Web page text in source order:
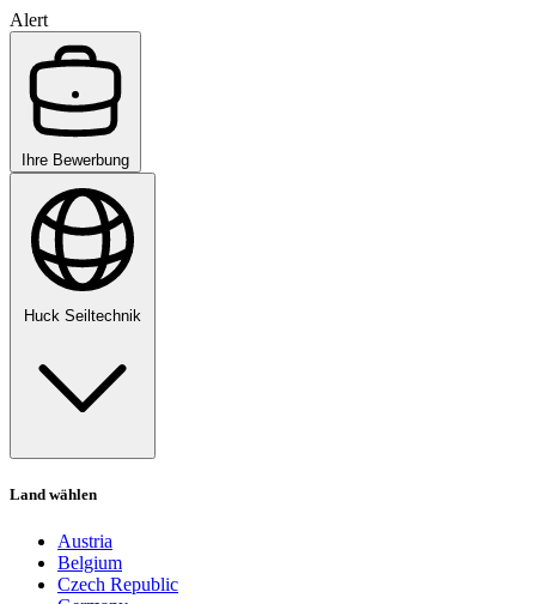
Alert
Ihre Bewerbung
Huck Seiltechnik
Land wählen
Austria
Belgium
Czech Republic